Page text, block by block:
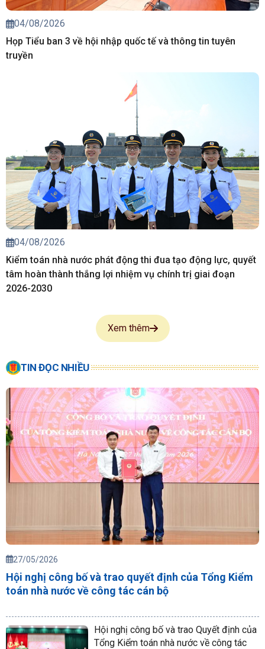
04/08/2026
Họp Tiểu ban 3 về hội nhập quốc tế và thông tin tuyên
truyền
04/08/2026
Kiểm toán nhà nước phát động thi đua tạo động lực, quyết
tâm hoàn thành thắng lợi nhiệm vụ chính trị giai đoạn
2026-2030
Xem thêm
TIN ĐỌC NHIỀU
27/05/2026
Hội nghị công bố và trao quyết định của Tổng Kiểm
toán nhà nước về công tác cán bộ
Hội nghị công bố và trao Quyết định của
Tổng Kiểm toán nhà nước về công tác